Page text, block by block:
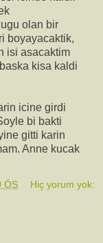
olan bir
boyayacaktik,
isi asacaktim
kisa kaldi
icine girdi
bi bakti
gitti karin
Anne kucak
ÖS Hiç yorum yok: